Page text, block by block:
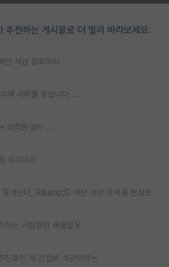
천하는 게시물로 더 멀리 바라보세요.
삭감 철회하라
해 사례를 찾습니다.....
대학원생이 ...
하지마라
겨난다, R&amp;D 예산 삭감 후폭풍 현실로
하는 사람들만 배불릴듯
중인 게 간접비 삭감이라는